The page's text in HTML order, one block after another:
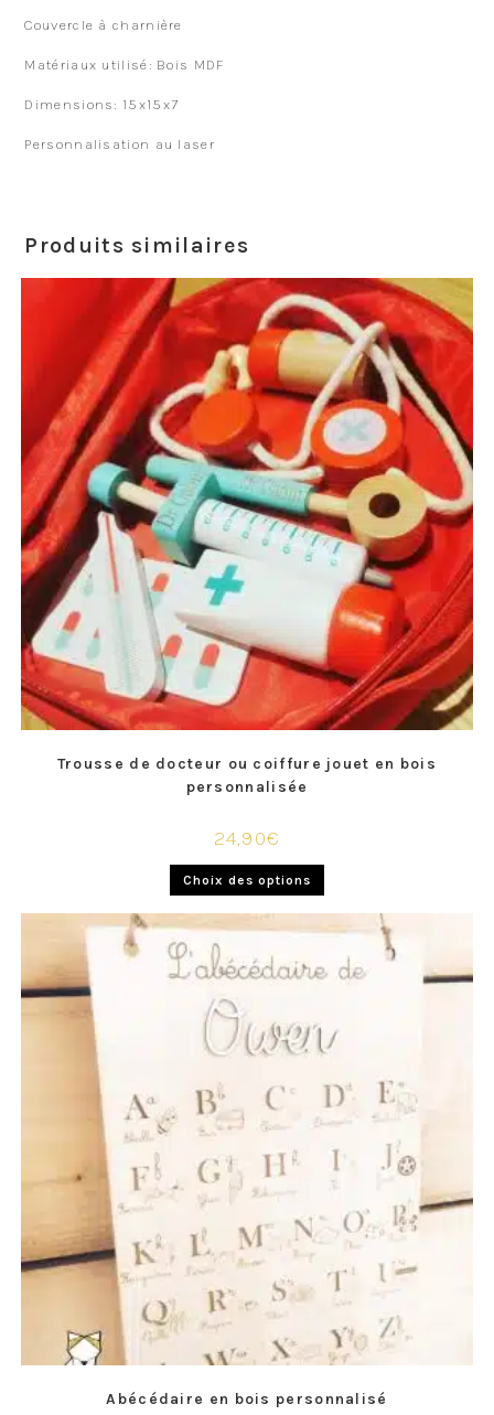
Couvercle à charnière
Matériaux utilisé: Bois MDF
Dimensions: 15x15x7
Personnalisation au laser
Produits similaires
Trousse de docteur ou coiffure jouet en bois
personnalisée
24,90€
Choix des options
Abécédaire en bois personnalisé